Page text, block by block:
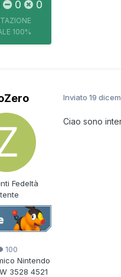
0 0
100%
Fedeltà
100
Nintendo
3528 4521
Inviato 19
Ciao sono